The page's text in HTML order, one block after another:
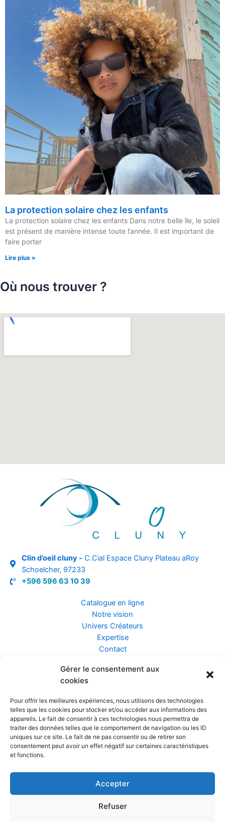
Gérer le consentement aux
cookies
Pour offrir les meilleures expériences, nous utilisons des technologies
telles que les cookies pour stocker et/ou accéder aux informations des
appareils. Le fait de consentir à ces technologies nous permettra de
traiter des données telles que le comportement de navigation ou les ID
uniques sur ce site. Le fait de ne pas consentir ou de retirer son
consentement peut avoir un effet négatif sur certaines caractéristiques
et fonctions.
Accepter
Refuser
La protection solaire chez les enfants
La protection solaire chez les enfants Dans notre belle île, le soleil
est présent de manière intense toute l’année. Il est important de
faire porter
Lire plus »
Où nous trouver ?
Clin d’oeil cluny - C.Cial Espace Cluny Plateau aRoy
Schoelcher, 97233
+596 596 63 10 39
Catalogue en ligne
Notre vision
Univers Créateurs
Expertise
Contact
Assurance ZEN
Confidentialité et Données
Conditions Générales de Vente